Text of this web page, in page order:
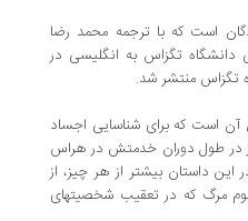
است که با ترجمه محمد رضا
دانشگاه تگزاس به انگلیسی در
است که برای شناسایی اجساد
در طول دوران خدمتش در هراس
این داستان بیشتر از هر چیز، از
مرگ که در تعقیب شخصیتهای